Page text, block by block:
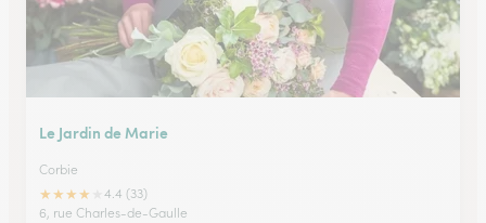
Le Jardin de Marie
Corbie
★★★★
4.4 (33)
6, rue Charles-de-Gaulle